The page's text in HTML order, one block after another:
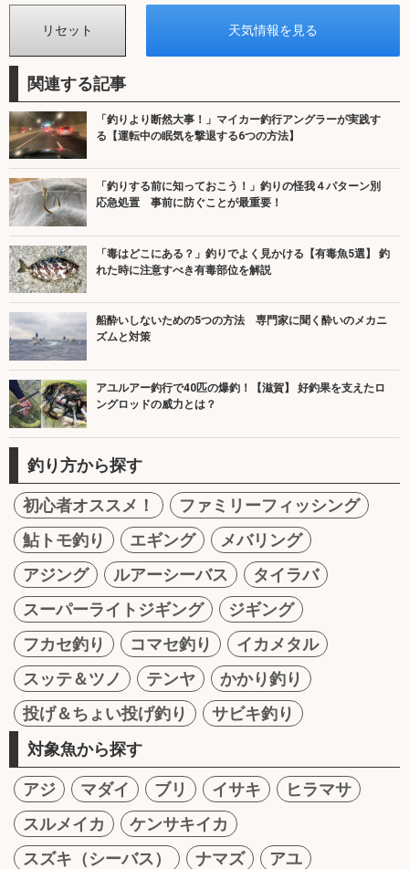
関連する記事
「釣りより断然大事！」マイカー釣行アングラーが実践す
る【運転中の眠気を撃退する6つの方法】
「釣りする前に知っておこう！」釣りの怪我４パターン別
応急処置 事前に防ぐことが最重要！
「毒はどこにある？」釣りでよく見かける【有毒魚5選】 釣
れた時に注意すべき有毒部位を解説
船酔いしないための5つの方法 専門家に聞く酔いのメカニ
ズムと対策
アユルアー釣行で40匹の爆釣！【滋賀】 好釣果を支えたロ
ングロッドの威力とは？
釣り方から探す
初心者オススメ！
ファミリーフィッシング
鮎トモ釣り
エギング
メバリング
アジング
ルアーシーバス
タイラバ
スーパーライトジギング
ジギング
フカセ釣り
コマセ釣り
イカメタル
スッテ＆ツノ
テンヤ
かかり釣り
投げ＆ちょい投げ釣り
サビキ釣り
対象魚から探す
アジ マダイ ブリ イサキ
ヒラマサ
スルメイカ
ケンサキイカ
スズキ（シーバス）
ナマズ
アユ